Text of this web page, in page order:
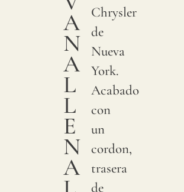
A
N
A
L
L
E
N
A
Chrysler
de
Nueva
York.
Acabado
con
un
cordon,
trasera
de